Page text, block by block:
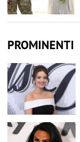
PROMINENTI